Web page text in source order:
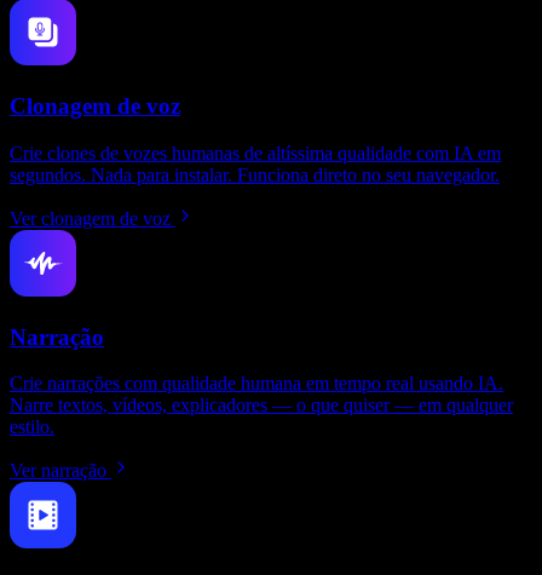
Clonagem de voz
Crie clones de vozes humanas de altíssima qualidade com IA em
segundos. Nada para instalar. Funciona direto no seu navegador.
Ver clonagem de voz
Narração
Crie narrações com qualidade humana em tempo real usando IA.
Narre textos, vídeos, explicadores — o que quiser — em qualquer
estilo.
Ver narração